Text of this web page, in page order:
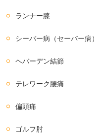
ランナー膝
シーバー病（セーバー病）
ヘバーデン結節
テレワーク腰痛
偏頭痛
ゴルフ肘